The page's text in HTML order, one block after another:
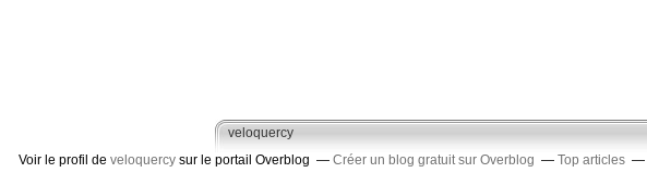
veloquercy
Voir le profil de veloquercy sur le portail Overblog Créer un blog gratuit sur Overblog Top articles